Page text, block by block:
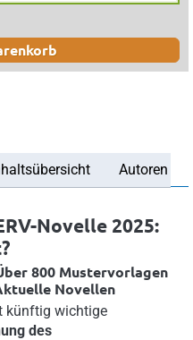
Autoren
Novelle 2025:
800 Mustervorlagen
Novellen
künftig wichtige
des